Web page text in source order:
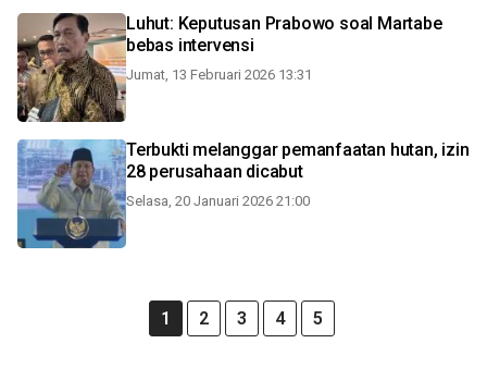
Luhut: Keputusan Prabowo soal Martabe
bebas intervensi
Jumat, 13 Februari 2026 13:31
Terbukti melanggar pemanfaatan hutan, izin
28 perusahaan dicabut
Selasa, 20 Januari 2026 21:00
1 2 3 4 5